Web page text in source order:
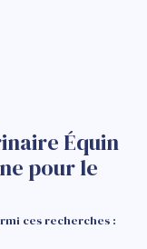
Équin
pour le
ces recherches :